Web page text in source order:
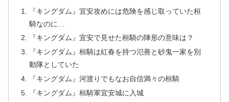
『キングダム』宜安攻めには危険を感じ取っていた桓
騎なのに…
『キングダム』宜安で見せた桓騎の陣形の意味は？
『キングダム』桓騎は紅春を持つ氾善と砂鬼一家を別
動隊としていた
『キングダム』河渡りでもなお自信満々の桓騎
『キングダム』桓騎軍宜安城に入城